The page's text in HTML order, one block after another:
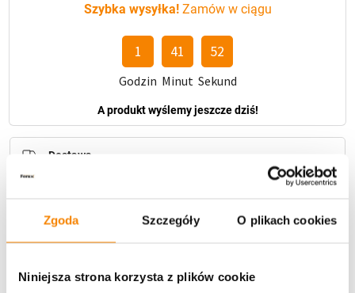
Zgoda Szczegóły O plikach cookies
Niniejsza strona korzysta z plików cookie
Dostawa
Darmowa dostawa:od 49 zł
Szybka wysyłka!Zamów w ciągu
1
Godzin
41
Minut
51
Sekund
A produkt wyślemy jeszcze dziś!